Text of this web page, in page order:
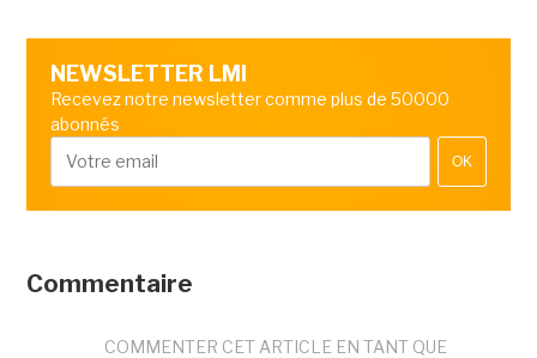
NEWSLETTER LMI
Recevez notre newsletter comme plus de 50000
abonnés
OK
Commentaire
COMMENTER CET ARTICLE EN TANT QUE